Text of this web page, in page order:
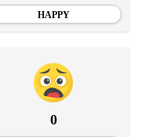
HAPPY
0